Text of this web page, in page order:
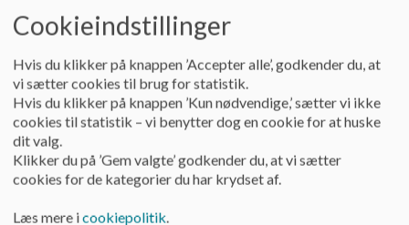
Cookieindstillinger
Hvis du klikker på knappen ’Accepter alle’, godkender du, at
vi sætter cookies til brug for statistik.
Hvis du klikker på knappen ’Kun nødvendige,’ sætter vi ikke
cookies til statistik – vi benytter dog en cookie for at huske
dit valg.
Klikker du på ’Gem valgte’ godkender du, at vi sætter
cookies for de kategorier du har krydset af.
Læs mere icookiepolitik.